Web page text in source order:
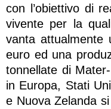
con l’obiettivo di
vivente per la
vanta attualmente
euro ed una
tonnellate di
in Europa, Stati
e Nuova Zelanda